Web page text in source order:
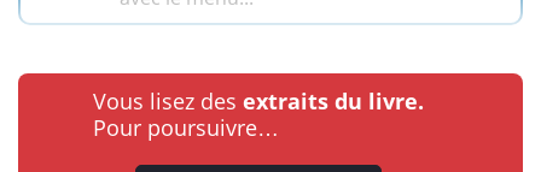
Vous lisez des extraits du livre.
Pour poursuivre…